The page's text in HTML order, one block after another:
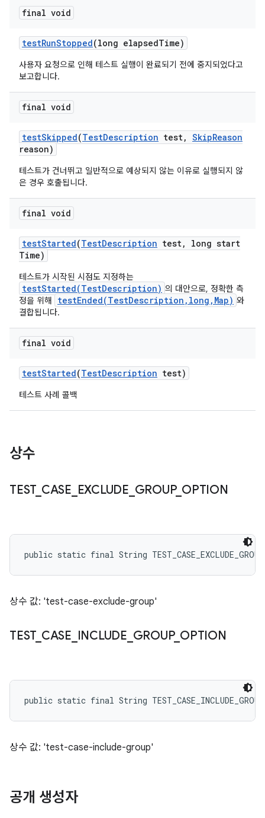
final void
testRunStopped(long elapsedTime)
사용자 요청으로 인해 테스트 실행이 완료되기 전에 중지되었다고
보고합니다.
final void
testSkipped(TestDescription test, SkipReason
reason)
테스트가 건너뛰고 일반적으로 예상되지 않는 이유로 실행되지 않
은 경우 호출됩니다.
final void
testStarted(TestDescription test,
long start
Time)
테스트가 시작된 시점도 지정하는
testStarted(TestDescription) 의 대안으로, 정확한 측
정을 위해
testEnded(TestDescription,long,Map) 와
결합됩니다.
final void
testStarted(TestDescription test)
테스트 사례 콜백
상수
TEST_ CASE EXCLUDE GROUP_ OPTION
public static final String
상수 값: 'test-case-exclude-group'
TEST_ CASE INCLUDE GROUP_ OPTION
public static final String
상수 값: 'test-case-include-group'
공개 생성자